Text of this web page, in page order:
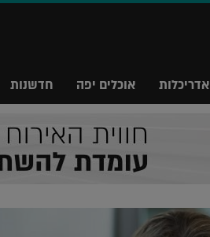
אדריכלות אוכלים יפה חדשנות